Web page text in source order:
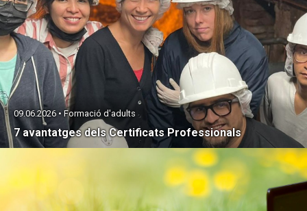
7 avantatges dels Certificats Professionals
09.06.2026 • Formació d'adults
Fes voluntariat
Fes un donatiu
Treballa amb nosaltres